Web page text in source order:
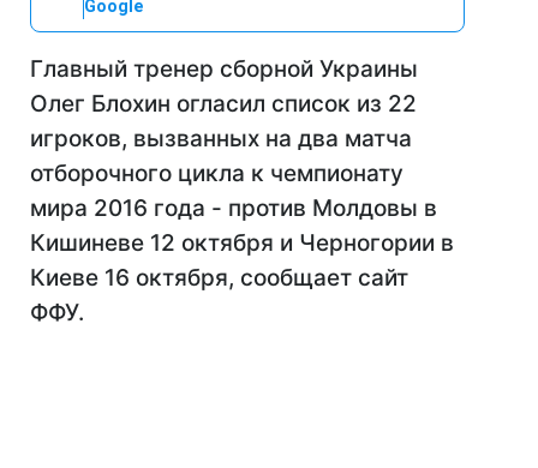
Google
Главный тренер сборной Украины
Олег Блохин огласил список из 22
игроков, вызванных на два матча
отборочного цикла к чемпионату
мира 2016 года - против Молдовы в
Кишиневе 12 октября и Черногории в
Киеве 16 октября, сообщает сайт
ФФУ.